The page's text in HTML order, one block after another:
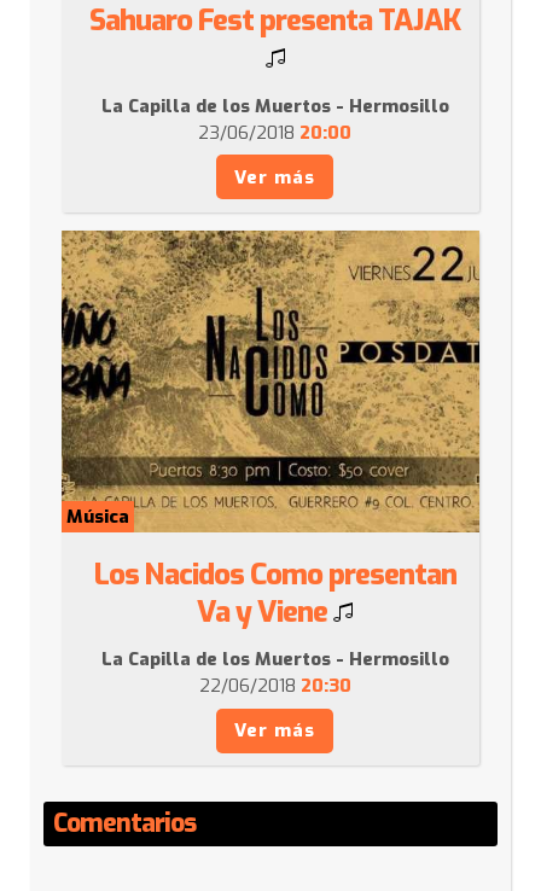
Sahuaro Fest presenta TAJAK
La Capilla de los Muertos - Hermosillo
23/06/2018 20:00
Ver más
Música
Los Nacidos Como presentan
Va y Viene
La Capilla de los Muertos - Hermosillo
22/06/2018 20:30
Ver más
Comentarios